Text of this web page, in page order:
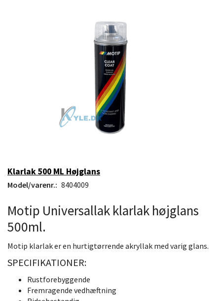
Klarlak 500 ML Højglans
Model/varenr.: 8404009
Motip Universallak klarlak højglans
500ml.
Motip klarlak er en hurtigtørrende akryllak med varig glans.
SPECIFIKATIONER:
Rustforebyggende
Fremragende vedhæftning